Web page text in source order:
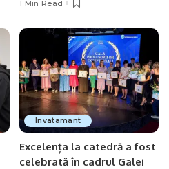
1 Min Read
Invatamant
Excelența la catedră a fost
celebrată în cadrul Galei